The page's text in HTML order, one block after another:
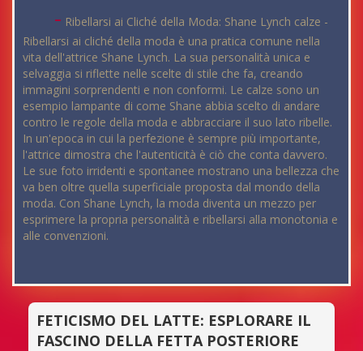
- Ribellarsi ai Cliché della Moda: Shane Lynch calze -
Ribellarsi ai cliché della moda è una pratica comune nella
vita dell'attrice Shane Lynch. La sua personalità unica e
selvaggia si riflette nelle scelte di stile che fa, creando
immagini sorprendenti e non conformi. Le calze sono un
esempio lampante di come Shane abbia scelto di andare
contro le regole della moda e abbracciare il suo lato ribelle.
In un'epoca in cui la perfezione è sempre più importante,
l'attrice dimostra che l'autenticità è ciò che conta davvero.
Le sue foto irridenti e spontanee mostrano una bellezza che
va ben oltre quella superficiale proposta dal mondo della
moda. Con Shane Lynch, la moda diventa un mezzo per
esprimere la propria personalità e ribellarsi alla monotonia e
alle convenzioni.
FETICISMO DEL LATTE: ESPLORARE IL
FASCINO DELLA FETTA POSTERIORE